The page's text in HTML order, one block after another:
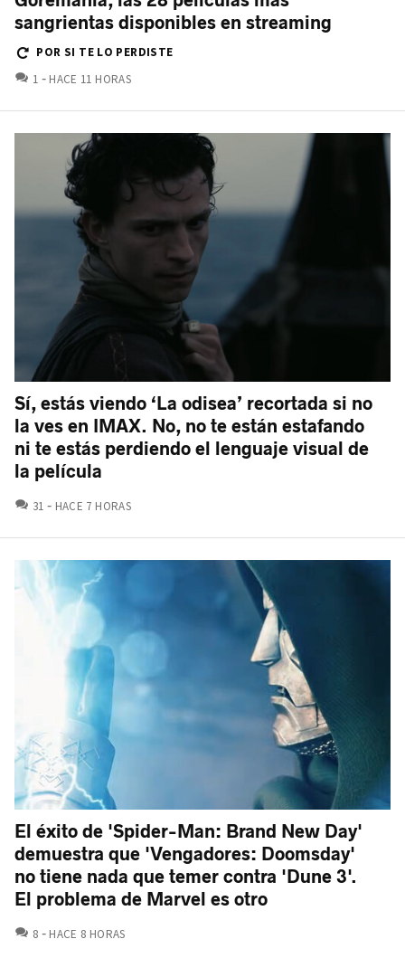
sangrientas disponibles en streaming
POR SI TE LO PERDISTE
1 COMENTARIOS
HACE 11 HORAS
Sí, estás viendo ‘La odisea’ recortada si no
la ves en IMAX. No, no te están estafando
ni te estás perdiendo el lenguaje visual de
la película
31 COMENTARIOS
HACE 7 HORAS
El éxito de 'Spider-Man: Brand New Day'
demuestra que 'Vengadores: Doomsday'
no tiene nada que temer contra 'Dune 3'.
El problema de Marvel es otro
8 COMENTARIOS
HACE 8 HORAS